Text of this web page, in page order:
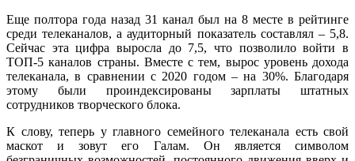
Еще полтора года назад 31 канал был на 8 месте в рейтинге
среди телеканалов, а аудиторный показатель составлял – 5,8.
Сейчас эта цифра выросла до 7,5, что позволило войти в
ТОП-5 каналов страны. Вместе с тем, вырос уровень дохода
телеканала, в сравнении с 2020 годом – на 30%. Благодаря
этому были проиндексированы зарплаты штатных
сотрудников творческого блока.
К слову, теперь у главного семейного телеканала есть свой
маскот и зовут его Галам. Он является символом